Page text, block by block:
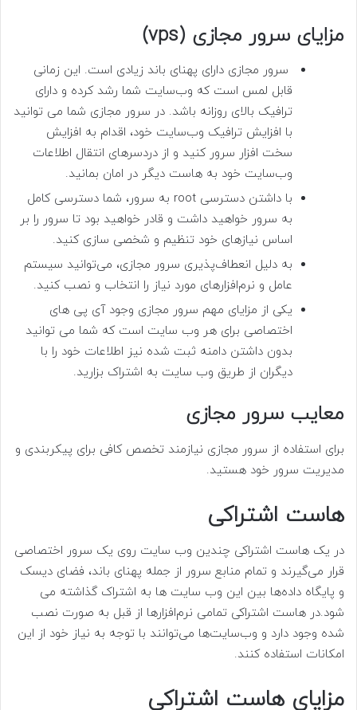
مزایای سرور مجازی (vps)
سرور مجازی دارای پهنای باند زیادی است. این زمانی
قابل لمس است که وب‌سایت شما رشد کرده و دارای
ترافیک بالای روزانه باشد. در سرور مجازی شما می توانید
با افزایش ترافیک وب‌سایت خود، اقدام به افزایش
سخت افزار سرور کنید و از دردسرهای انتقال اطلاعات
وب‌سایت خود به هاست دیگر در امان بمانید.
با داشتن دسترسی root به سرور، شما دسترسی کامل
به سرور خواهید داشت و قادر خواهید بود تا سرور را بر
اساس نیازهای خود تنظیم و شخصی سازی کنید.
به دلیل انعطاف‌پذیری سرور مجازی، می‌توانید سیستم
عامل و نرم‌افزارهای مورد نیاز را انتخاب و نصب کنید.
یکی از مزایای مهم سرور مجازی وجود آی پی های
اختصاصی برای هر وب سایت است که شما می توانید
بدون داشتن دامنه ثبت شده نیز اطلاعات خود را با
دیگران از طریق وب سایت به اشتراک بزارید.
معایب سرور مجازی
برای استفاده از سرور مجازی نیازمند تخصص کافی برای پیکربندی و
مدیریت سرور خود هستید.
هاست اشتراکی
در یک هاست اشتراکی چندین وب سایت روی یک سرور اختصاصی
قرار می‌گیرند و تمام منابع سرور از جمله پهنای باند، فضای دیسک
و پایگاه داده‌ها بین این وب سایت ها به اشتراک گذاشته می
شود.در هاست اشتراکی تمامی نرم‌افزارها از قبل به صورت نصب
شده وجود دارد و وب‌سایت‌ها می‌توانند با توجه به نیاز خود از این
امکانات استفاده کنند.
مزایای هاست اشتراکی